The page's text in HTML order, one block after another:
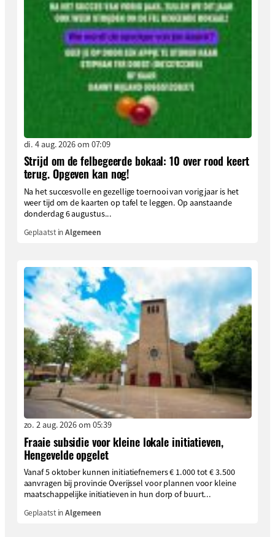
di. 4 aug. 2026 om 07:09
Strijd om de felbegeerde bokaal: 10 over rood keert
terug. Opgeven kan nog!
Na het succesvolle en gezellige toernooi van vorig jaar is het
weer tijd om de kaarten op tafel te leggen. Op aanstaande
donderdag 6 augustus...
Geplaatst inAlgemeen
zo. 2 aug. 2026 om 05:39
Fraaie subsidie voor kleine lokale initiatieven,
Hengevelde opgelet
Vanaf 5 oktober kunnen initiatiefnemers € 1.000 tot € 3.500
aanvragen bij provincie Overijssel voor plannen voor kleine
maatschappelijke initiatieven in hun dorp of buurt...
Geplaatst inAlgemeen